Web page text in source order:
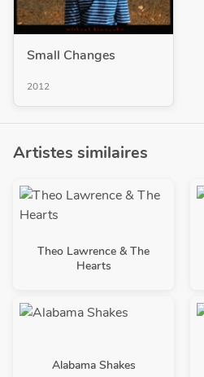
Small Changes
2012
Artistes similaires
Theo Lawrence & The
Hearts
Alabama Shakes